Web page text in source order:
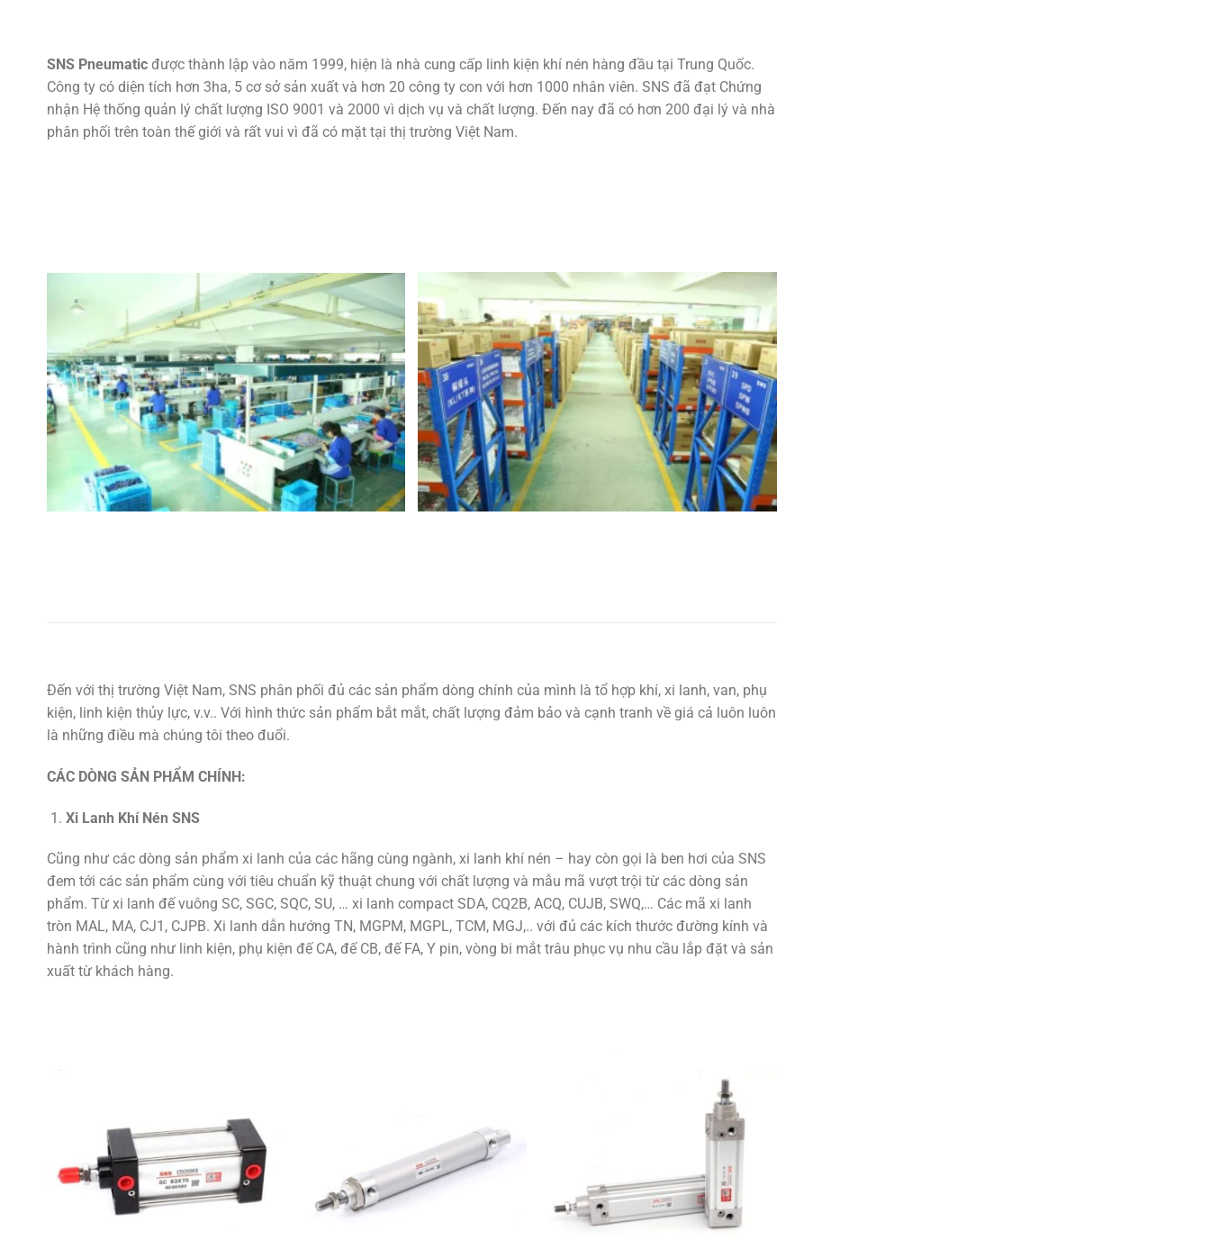
SNS Pneumatic được thành lập vào năm 1999, hiện là nhà cung cấp linh kiện khí nén hàng đầu tại Trung Quốc.
Công ty có diện tích hơn 3ha, 5 cơ sở sản xuất và hơn 20 công ty con với hơn 1000 nhân viên. SNS đã đạt Chứng
nhận Hệ thống quản lý chất lượng ISO 9001 và 2000 vì dịch vụ và chất lượng. Đến nay đã có hơn 200 đại lý và nhà
phân phối trên toàn thế giới và rất vui vì đã có mặt tại thị trường Việt Nam.
Đến với thị trường Việt Nam, SNS phân phối đủ các sản phẩm dòng chính của mình là tổ hợp khí, xi lanh, van, phụ
kiện, linh kiện thủy lực, v.v.. Với hình thức sản phẩm bắt mắt, chất lượng đảm bảo và cạnh tranh về giá cả luôn luôn
là những điều mà chúng tôi theo đuổi.
CÁC DÒNG SẢN PHẨM CHÍNH:
Xi Lanh Khí Nén SNS
Cũng như các dòng sản phẩm xi lanh của các hãng cùng ngành, xi lanh khí nén – hay còn gọi là ben hơi của SNS
đem tới các sản phẩm cùng với tiêu chuẩn kỹ thuật chung với chất lượng và mẫu mã vượt trội từ các dòng sản
phẩm. Từ xi lanh đế vuông SC, SGC, SQC, SU, … xi lanh compact SDA, CQ2B, ACQ, CUJB, SWQ,… Các mã xi lanh
tròn MAL, MA, CJ1, CJPB. Xi lanh dẫn hướng TN, MGPM, MGPL, TCM, MGJ,.. với đủ các kích thước đường kính và
hành trình cũng như linh kiện, phụ kiện đế CA, đế CB, đế FA, Y pin, vòng bi mắt trâu phục vụ nhu cầu lắp đặt và sản
xuất từ khách hàng.